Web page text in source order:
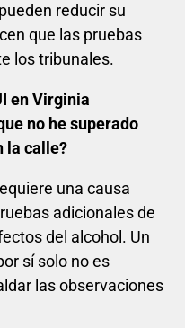
reducir su
que las pruebas
los tribunales.
en Virginia
no he superado
la calle?
una causa
adicionales de
del alcohol. Un
sí solo no es
las observaciones